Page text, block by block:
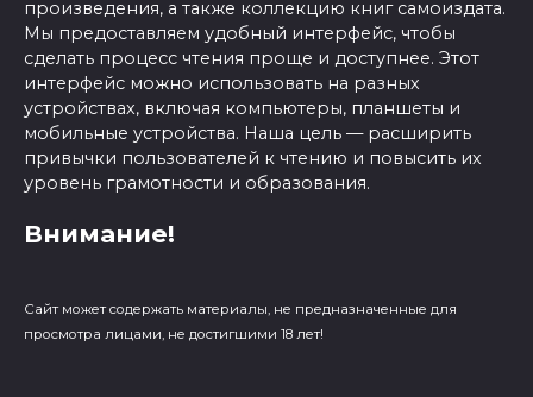
произведения, а также коллекцию книг самоиздата.
Мы предоставляем удобный интерфейс, чтобы
сделать процесс чтения проще и доступнее. Этот
интерфейс можно использовать на разных
устройствах, включая компьютеры, планшеты и
мобильные устройства. Наша цель — расширить
привычки пользователей к чтению и повысить их
уровень грамотности и образования.
Внимание!
Сайт может содержать материалы, не предназначенные для
просмотра лицами, не достигшими 18 лет!